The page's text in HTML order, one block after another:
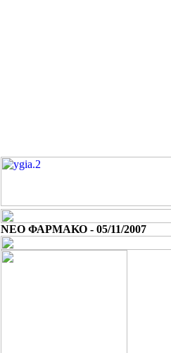
ΝΕΟ ΦΑΡΜΑΚΟ - 05/11/2007